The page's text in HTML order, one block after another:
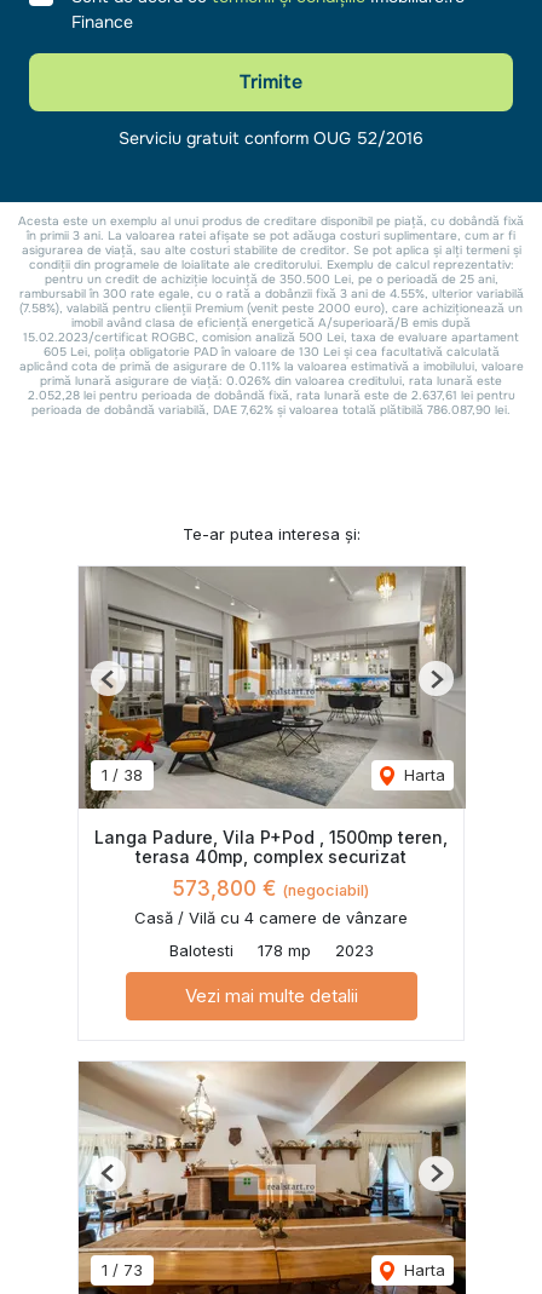
Te-ar putea interesa și:
1 / 38 Harta
Previous Next
Langa Padure, Vila P+Pod , 1500mp teren,
terasa 40mp, complex securizat
573,800 € (negociabil)
Casă / Vilă cu 4 camere de vânzare
Balotesti
178 mp 2023
Vezi mai multe detalii
1 / 73 Harta
Previous Next